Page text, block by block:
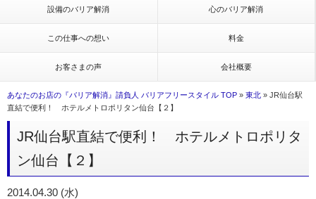
設備のバリア解消 心のバリア解消
この仕事への想い 料金
お客さまの声 会社概要
あなたのお店の『バリア解消』請負人 バリアフリースタイル TOP » 東北 » JR仙台駅
直結で便利！ ホテルメトロポリタン仙台【２】
JR仙台駅直結で便利！ ホテルメトロポリタ
ン仙台【２】
2014.04.30 (水)